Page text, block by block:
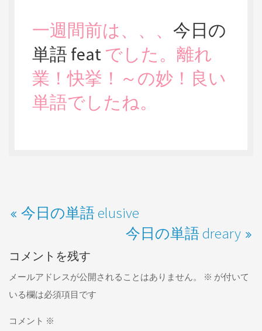
一週間前は、、、 今日の
単語 featでした。離れ
業！快挙！～の妙！良い
単語でしたね。
今日の単語 elusive
今日の単語 dreary
コメントを残す
メールアドレスが公開されることはありません。 ※ が付いて
いる欄は必須項目です
コメント ※